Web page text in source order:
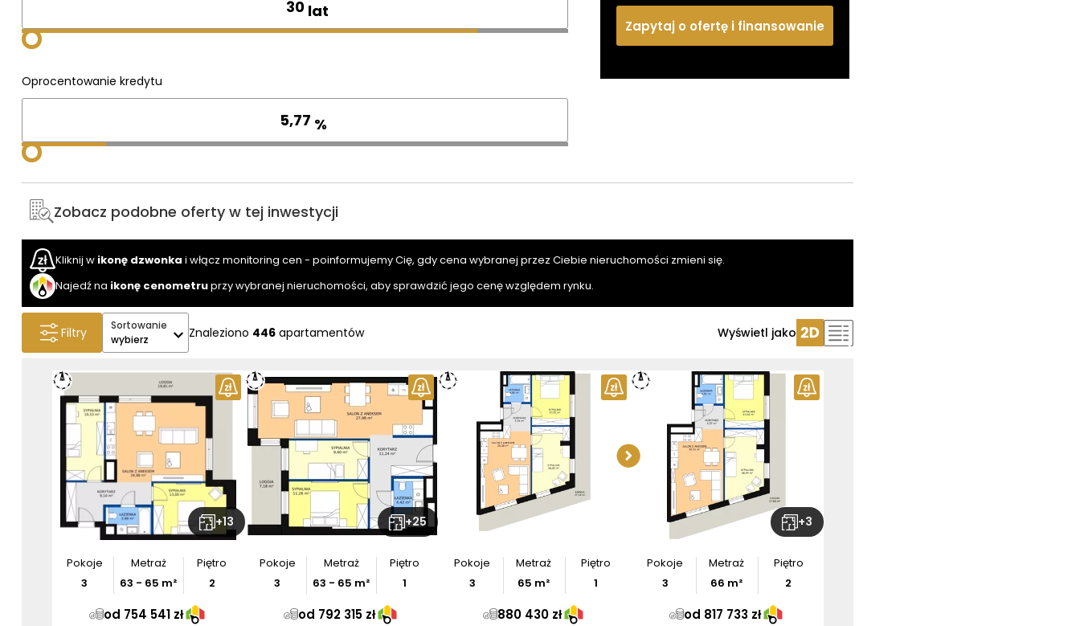
lat
Oprocentowanie kredytu
%
Zapytaj o ofertę i finansowanie
Zobacz podobne oferty w tej inwestycji
Kliknij w ikonę dzwonka i włącz monitoring cen - poinformujemy Cię, gdy cena wybranej przez Ciebie nieruchomości zmieni się.
Najedź na ikonę cenometruprzy wybranej nieruchomości, aby sprawdzić jego cenę względem rynku.
Filtry
Sortowanie
wybierz
Znaleziono 446 apartamentów Wyświetl jako
+13
Pokoje
3
Metraż
63 - 65 m²
Piętro
2
od 754 541 zł
+25
Pokoje
3
Metraż
63 - 65 m²
Piętro
1
od 792 315 zł
Sprawdź wymiary
apartamentu
Pobierzrzut
Pokoje
3
Metraż
65 m²
Piętro
1
880 430 zł
+3
Pokoje
3
Metraż
66 m²
Piętro
2
od 817 733 zł